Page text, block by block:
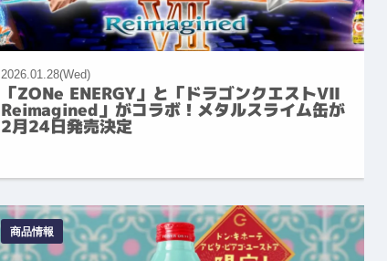
2026.01.28(Wed)
「ZONe ENERGY」と「ドラゴンクエストVII
Reimagined」がコラボ！メタルスライム缶が
2月24日発売決定
商品情報